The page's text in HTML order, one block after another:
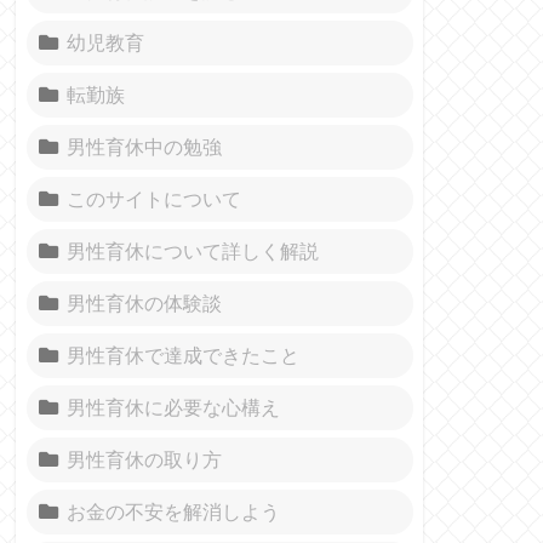
幼児教育
転勤族
男性育休中の勉強
このサイトについて
男性育休について詳しく解説
男性育休の体験談
男性育休で達成できたこと
男性育休に必要な心構え
男性育休の取り方
お金の不安を解消しよう